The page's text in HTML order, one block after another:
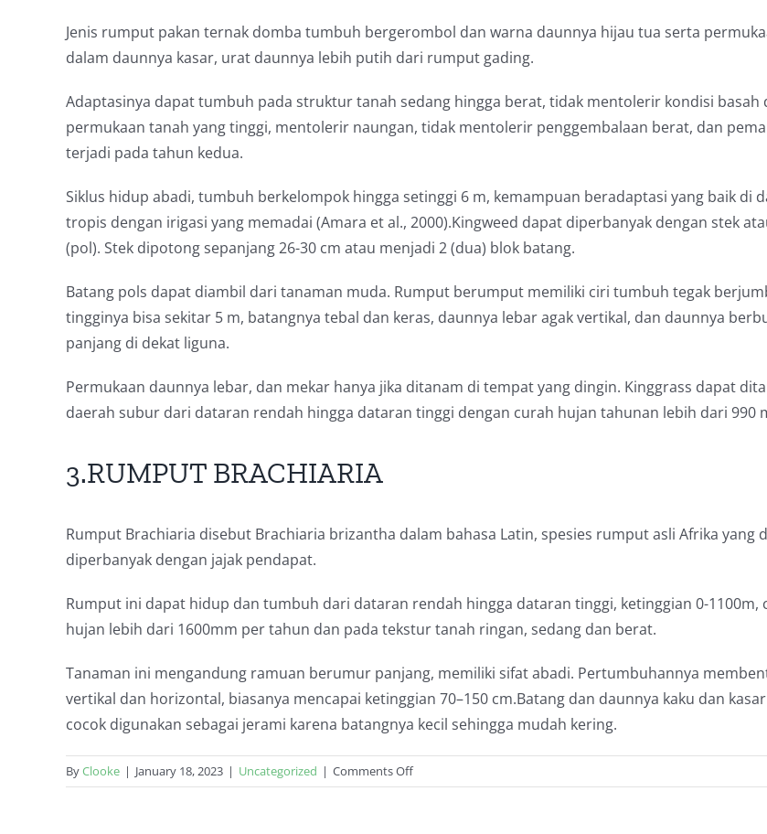
Jenis rumput pakan ternak domba tumbuh bergerombol dan warna daunnya hijau tua serta
dalam daunnya kasar, urat daunnya lebih putih dari rumput gading.
Adaptasinya dapat tumbuh pada struktur tanah sedang hingga berat, tidak mentolerir kondisi basah
permukaan tanah yang tinggi, mentolerir naungan, tidak mentolerir penggembalaan berat, dan
terjadi pada tahun kedua.
Siklus hidup abadi, tumbuh berkelompok hingga setinggi 6 m, kemampuan beradaptasi yang baik di
tropis dengan irigasi yang memadai (Amara et al., 2000).Kingweed dapat diperbanyak dengan stek
(pol). Stek dipotong sepanjang 26-30 cm atau menjadi 2 (dua) blok batang.
Batang pols dapat diambil dari tanaman muda. Rumput berumput memiliki ciri tumbuh tegak
tingginya bisa sekitar 5 m, batangnya tebal dan keras, daunnya lebar agak vertikal, dan daunnya
panjang di dekat liguna.
Permukaan daunnya lebar, dan mekar hanya jika ditanam di tempat yang dingin. Kinggrass dapat
daerah subur dari dataran rendah hingga dataran tinggi dengan curah hujan tahunan lebih dari 990
3.RUMPUT BRACHIARIA
Rumput Brachiaria disebut Brachiaria brizantha dalam bahasa Latin, spesies rumput asli Afrika yang
diperbanyak dengan jajak pendapat.
Rumput ini dapat hidup dan tumbuh dari dataran rendah hingga dataran tinggi, ketinggian 0-1100m,
hujan lebih dari 1600mm per tahun dan pada tekstur tanah ringan, sedang dan berat.
Tanaman ini mengandung ramuan berumur panjang, memiliki sifat abadi. Pertumbuhannya
vertikal dan horizontal, biasanya mencapai ketinggian 70–150 cm.Batang dan daunnya kaku dan
cocok digunakan sebagai jerami karena batangnya kecil sehingga mudah kering.
ByClooke | January 18, 2023 | Uncategorized | Comments Offon
jenis